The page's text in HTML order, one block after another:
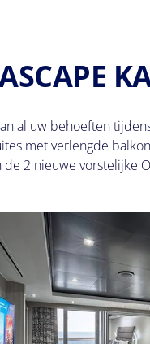
al uw behoeften
met verlengde
2 nieuwe vorstelijke